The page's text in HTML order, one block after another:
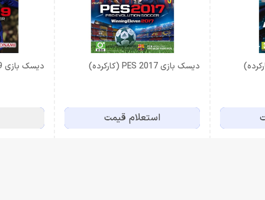
دیسک بازی PES 2017 (کارکرده)
استعلام قیمت
دیسک بازی PES 2019 (کارکرده)